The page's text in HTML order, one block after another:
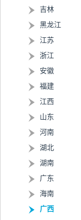
吉林
黑龙江
江苏
浙江
安徽
福建
江西
山东
河南
湖北
湖南
广东
海南
广西